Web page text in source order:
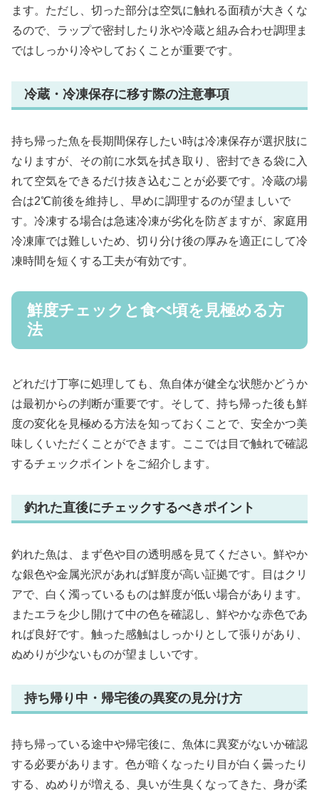
ます。ただし、切った部分は空気に触れる面積が大きくな
るので、ラップで密封したり氷や冷蔵と組み合わせ調理ま
ではしっかり冷やしておくことが重要です。
冷蔵・冷凍保存に移す際の注意事項
持ち帰った魚を長期間保存したい時は冷凍保存が選択肢に
なりますが、その前に水気を拭き取り、密封できる袋に入
れて空気をできるだけ抜き込むことが必要です。冷蔵の場
合は2℃前後を維持し、早めに調理するのが望ましいで
す。冷凍する場合は急速冷凍が劣化を防ぎますが、家庭用
冷凍庫では難しいため、切り分け後の厚みを適正にして冷
凍時間を短くする工夫が有効です。
鮮度チェックと食べ頃を見極める方
法
どれだけ丁寧に処理しても、魚自体が健全な状態かどうか
は最初からの判断が重要です。そして、持ち帰った後も鮮
度の変化を見極める方法を知っておくことで、安全かつ美
味しくいただくことができます。ここでは目で触れで確認
するチェックポイントをご紹介します。
釣れた直後にチェックするべきポイント
釣れた魚は、まず色や目の透明感を見てください。鮮やか
な銀色や金属光沢があれば鮮度が高い証拠です。目はクリ
アで、白く濁っているものは鮮度が低い場合があります。
またエラを少し開けて中の色を確認し、鮮やかな赤色であ
れば良好です。触った感触はしっかりとして張りがあり、
ぬめりが少ないものが望ましいです。
持ち帰り中・帰宅後の異変の見分け方
持ち帰っている途中や帰宅後に、魚体に異変がないか確認
する必要があります。色が暗くなったり目が白く曇ったり
する、ぬめりが増える、臭いが生臭くなってきた、身が柔